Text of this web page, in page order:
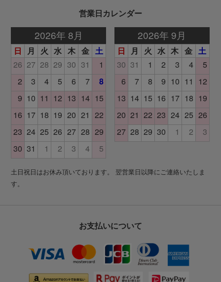
営業日カレンダー
土日祝日はお休み頂いております。 翌営業日以降にご連絡いたしま
す。
お支払いについて